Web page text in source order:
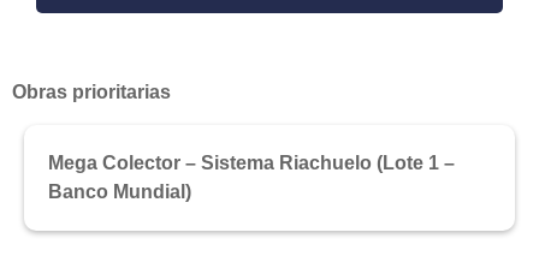
Obras prioritarias
Mega Colector – Sistema Riachuelo (Lote 1 –
Banco Mundial)